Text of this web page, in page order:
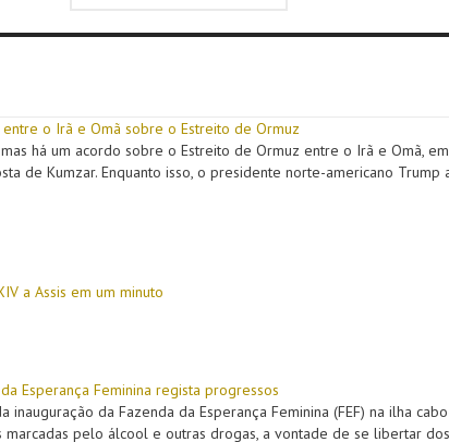
o Irã e Omã sobre o Estreito de Ormuz
há um acordo sobre o Estreito de Ormuz entre o Irã e Omã,
de Kumzar. Enquanto isso, o presidente norte-americano
a Assis em um minuto
Esperança Feminina regista progressos
inauguração da Fazenda da Esperança Feminina (FEF) na ilha
marcadas pelo álcool e outras drogas, a vontade de se libertar